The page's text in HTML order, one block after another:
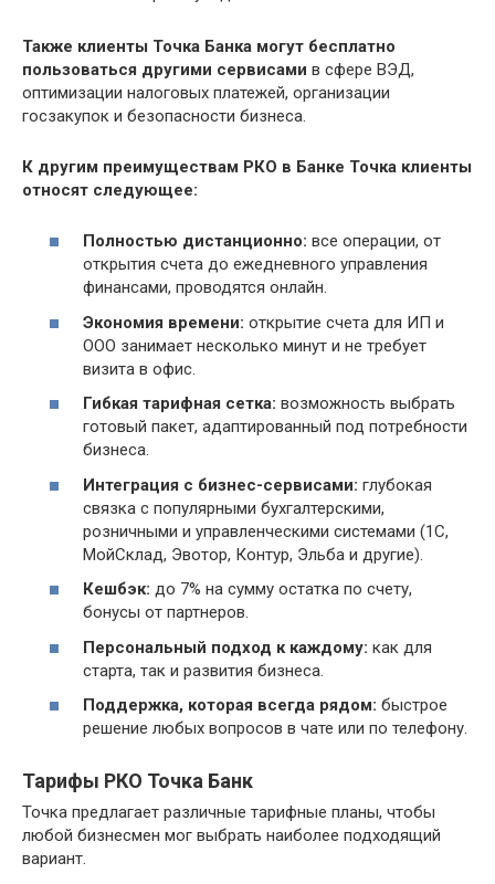
Также клиенты Точка Банка могут бесплатно
пользоваться другими сервисами в сфере ВЭД,
оптимизации налоговых платежей, организации
госзакупок и безопасности бизнеса.
К другим преимуществам РКО в Банке Точка клиенты
относят следующее:
Полностью дистанционно: все операции, от
открытия счета до ежедневного управления
финансами, проводятся онлайн.
Экономия времени: открытие счета для ИП и
ООО занимает несколько минут и не требует
визита в офис.
Гибкая тарифная сетка: возможность выбрать
готовый пакет, адаптированный под потребности
бизнеса.
Интеграция с бизнес-сервисами: глубокая
связка с популярными бухгалтерскими,
розничными и управленческими системами (1С,
МойСклад, Эвотор, Контур, Эльба и другие).
Кешбэк: до 7% на сумму остатка по счету,
бонусы от партнеров.
Персональный подход к каждому: как для
старта, так и развития бизнеса.
Поддержка, которая всегда рядом: быстрое
решение любых вопросов в чате или по телефону.
Тарифы РКО Точка Банк
Точка предлагает различные тарифные планы, чтобы
любой бизнесмен мог выбрать наиболее подходящий
вариант.